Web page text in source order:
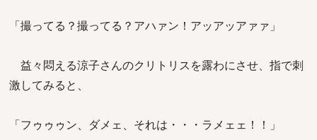
「撮ってる？撮ってる？アハァン！アッアッアァァ」
益々悶える涼子さんのクリトリスを露わにさせ、指で刺
激してみると、
「フゥゥゥン、ダメェ、それは・・・ラメェェ！！」